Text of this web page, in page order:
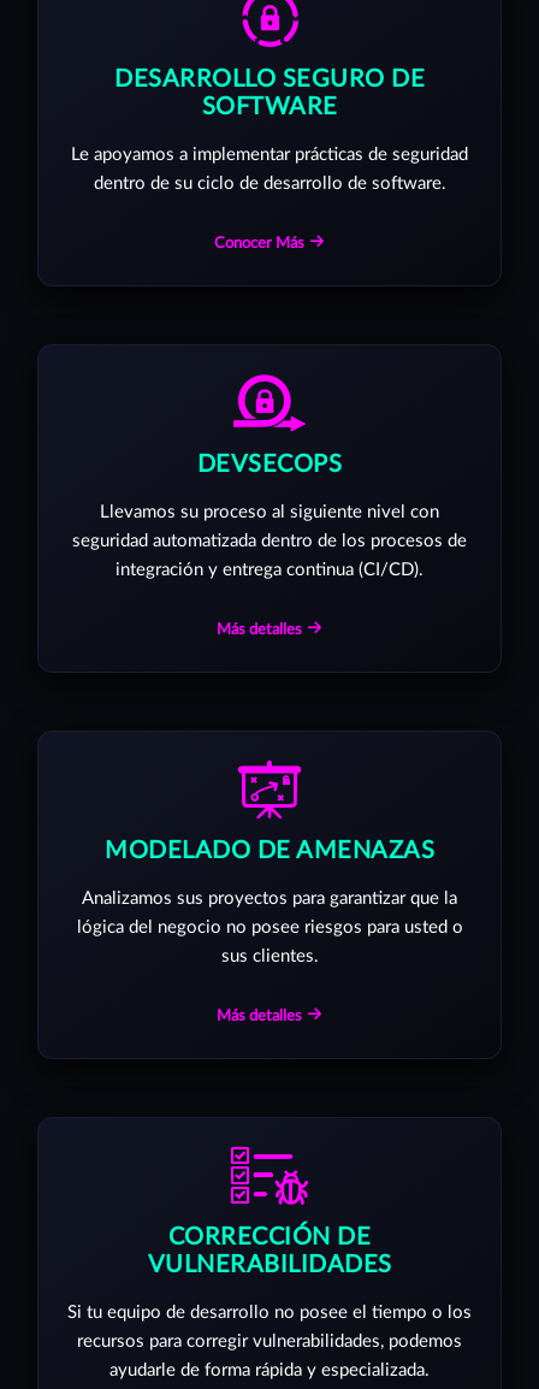
DESARROLLO SEGURO DE
SOFTWARE
Le apoyamos a implementar prácticas de seguridad
dentro de su ciclo de desarrollo de software.
Conocer Más
DEVSECOPS
Llevamos su proceso al siguiente nivel con
seguridad automatizada dentro de los procesos de
integración y entrega continua (CI/CD).
Más detalles
MODELADO DE AMENAZAS
Analizamos sus proyectos para garantizar que la
lógica del negocio no posee riesgos para usted o
sus clientes.
Más detalles
CORRECCIÓN DE
VULNERABILIDADES
Si tu equipo de desarrollo no posee el tiempo o los
recursos para corregir vulnerabilidades, podemos
ayudarle de forma rápida y especializada.